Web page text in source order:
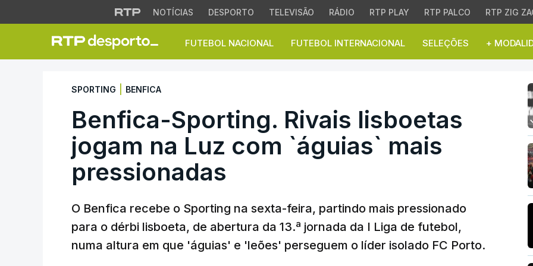
NOTÍCIAS DESPORTO TELEVISÃO RÁDIO RTP PLAY RTP PALCO RTP ZIG
FUTEBOL NACIONAL FUTEBOL INTERNACIONAL SELEÇÕES +
Benfica-Sporting. Rivais lisboetas jogam
SPORTING BENFICA
Benfica-Sporting. Rivais lisboetas
jogam na Luz com `águias` mais
pressionadas
O Benfica recebe o Sporting na sexta-feira, partindo mais pressionado
para o dérbi lisboeta, de abertura da 13.ª jornada da I Liga de futebol,
numa altura em que 'águias' e 'leões' perseguem o líder isolado FC Porto.